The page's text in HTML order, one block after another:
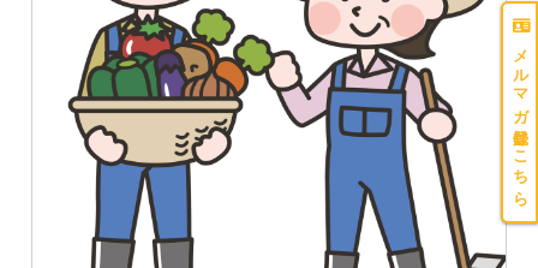
メルマガ登録はこちら